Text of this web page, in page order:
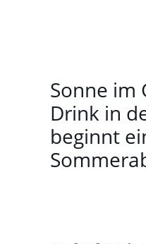
Sonne im
Drink in
beginnt